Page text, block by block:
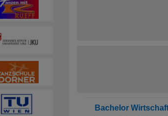
Bachelor